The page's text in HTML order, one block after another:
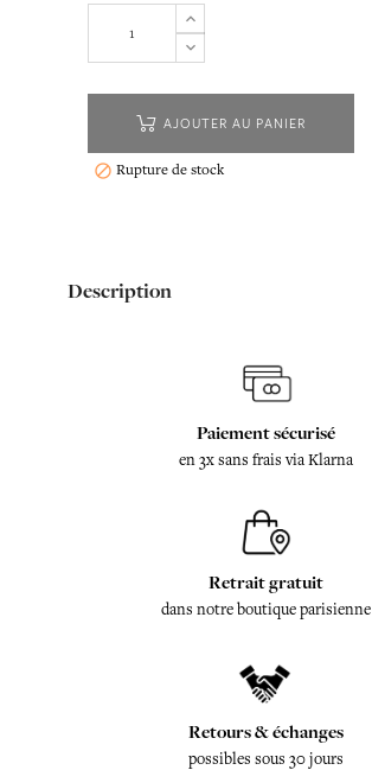
AJOUTER AU PANIER
 Rupture de stock
Description
Paiement sécurisé
en 3x sans frais via Klarna
Retrait gratuit
dans notre boutique parisienne
Retours & échanges
possibles sous 30 jours